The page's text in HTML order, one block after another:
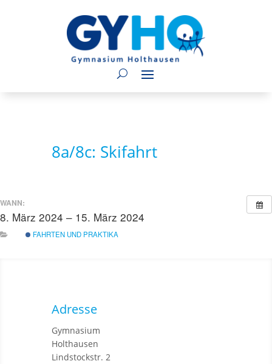
8a/8c: Skifahrt
WANN:
8. März 2024 – 15. März 2024
FAHRTEN UND PRAKTIKA
Adresse
Gymnasium
Holthausen
Lindstockstr. 2